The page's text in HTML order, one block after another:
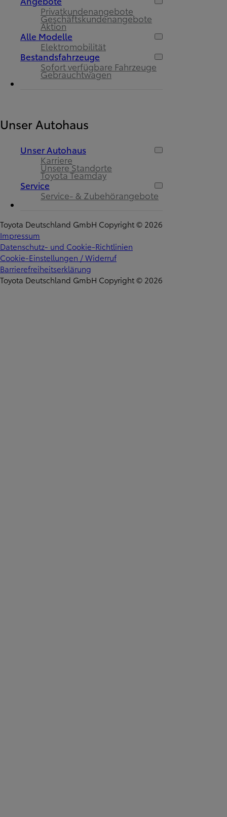
Privatkundenangebote
Geschäftskundenangebote
Aktion
Alle Modelle
Elektromobilität
Bestandsfahrzeuge
Sofort verfügbare Fahrzeuge
Gebrauchtwagen
Unser Autohaus
Unser Autohaus
Karriere
Unsere Standorte
Toyota Teamday
Service
Service- & Zubehörangebote
Toyota Deutschland GmbH Copyright © 2026
Impressum
Datenschutz- und Cookie-Richtlinien
Cookie-Einstellungen / Widerruf
Barrierefreiheitserklärung
Toyota Deutschland GmbH Copyright © 2026